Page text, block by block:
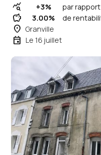
query_stats +3% par
savings 3.00% de
place Granville
event Le 16 juillet